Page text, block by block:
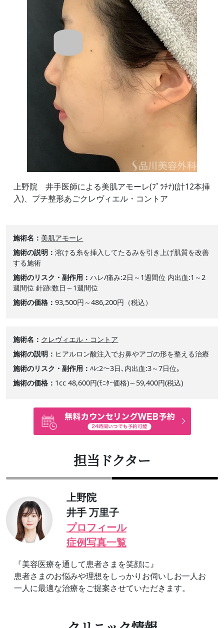
上野院 井手医師による美肌アモーレ(ﾌﾟﾗﾁﾅ)(計12本挿
入)、プチ整形あごクレヴィエル・コントア
施術名
美肌アモーレ
施術の説明
溶ける糸を挿入してたるみを引き上げ肌質を改善
する施術
施術のリスク・副作用
ハレ/痛み:2日～1週間位 内出血:1～2
週間位 針跡:数日～1週間位
施術の価格
93,500円～486,200円（税込）
施術名
クレヴィエル・コントア
施術の説明
ヒアルロン酸注入でお鼻やアゴの形を整える治療
施術のリスク・副作用
ﾊﾚ:2～3日､内出血:3～7日位｡
施術の価格
1cc 48,600円(ﾓﾆﾀｰ価格)～59,400円(税込)
担当ドクター
上野院
井手 万里子
プロフィール
症例写真一覧
『美容医療を通して患者さまを笑顔に』
患者さまのお悩みや理想をしっかりお伺いしお一人お
一人に最適な治療をご提案させていただきます。